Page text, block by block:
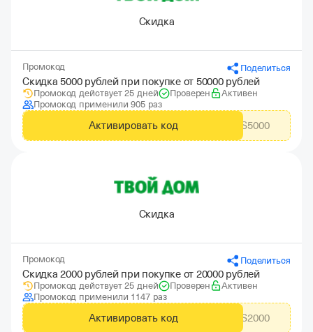
Скидка
Промокод Поделиться
Скидка 5000 рублей при покупке от 50000 рублей
Промокод действует 25 дней Проверен
Активен
Промокод применили 905 раз
Активировать код CITYADS5000
Скидка
Промокод Поделиться
Скидка 2000 рублей при покупке от 20000 рублей
Промокод действует 25 дней Проверен
Активен
Промокод применили 1147 раз
Активировать код CITYADS2000